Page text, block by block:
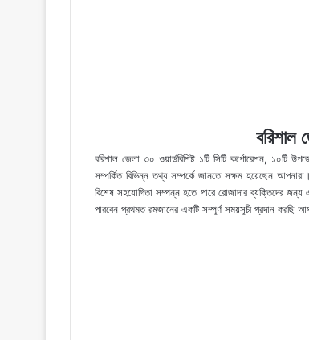
বরিশাল
বরিশাল জেলা ৩০ ওয়ার্ডবিশিষ্ট ১টি সিটি কর্পোরেশন,
সম্পর্কিত বিভিন্ন তথ্য সম্পর্কে জানতে সক্ষম হয়েছেন
বিশেষ সহযোগিতা সম্পন্ন হতে পারে রোজাদার ব্যক্তিদের
পারবেন প্রথমত রমজানের একটি সম্পূর্ণ সময়সূচী প্রদান করছি